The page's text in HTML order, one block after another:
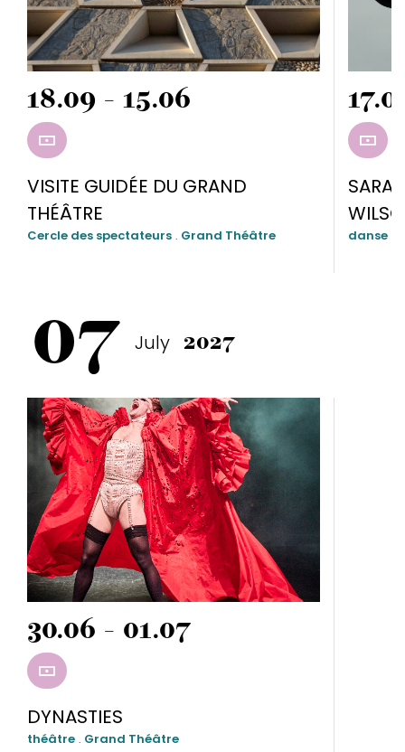
18.09 - 15.06
RÉSERVER
VISITE GUIDÉE DU GRAND
THÉÂTRE
Cercle des spectateurs . Grand Théâtre danse
07 July 2027
30.06 - 01.07
RÉSERVER
DYNASTIES
théâtre . Grand Théâtre